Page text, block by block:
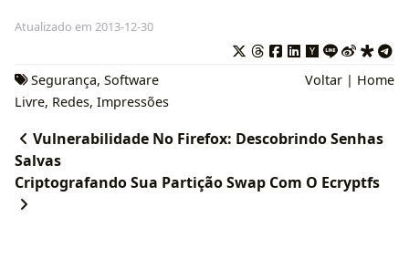
Atualizado em 2013-12-30
Segurança, Software
Livre, Redes, Impressões
Voltar | Home
Vulnerabilidade No Firefox: Descobrindo Senhas
Salvas
Criptografando Sua Partição Swap Com O Ecryptfs